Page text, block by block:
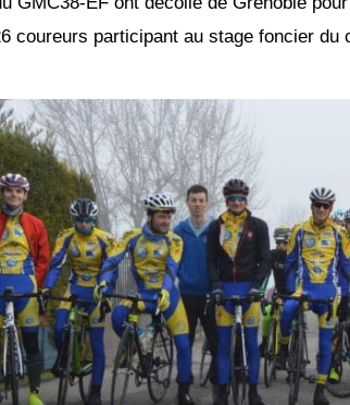
coureurs participant au stage foncier du